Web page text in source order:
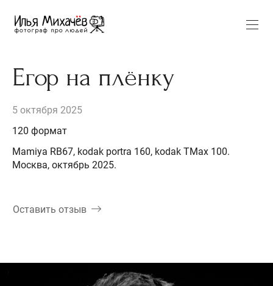
Егор на плёнку
5 октября 2025
120 формат
Mamiya RB67, kodak portra 160, kodak TMax 100.
Москва, октябрь 2025.
Оставить отзыв